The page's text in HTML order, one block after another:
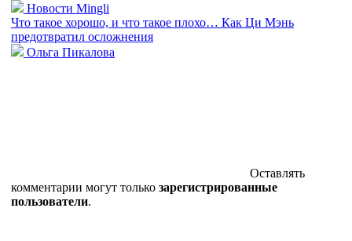
Новости Mingli
Что такое хорошо, и что такое плохо… Как Ци Мэнь
предотвратил осложнения
Ольга Пикалова
Оставлять
комментарии могут только зарегистрированные
пользователи.